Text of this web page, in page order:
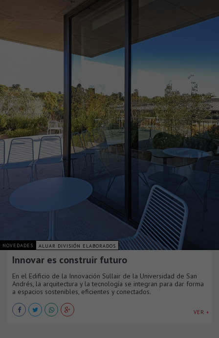
NOVEDADES ALUAR DIVISIÓN ELABORADOS
Innovar es construir futuro
En el Edificio de la Innovación Sullair de la Universidad de San
Andrés, la arquitectura y la tecnología se integran para dar forma
a espacios sostenibles, eficientes y conectados.
VER +